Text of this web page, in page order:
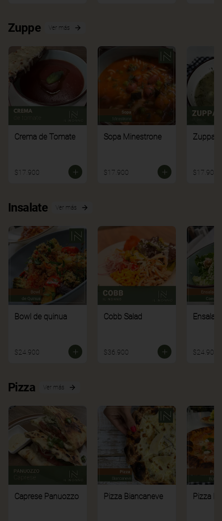
Zuppe Ver más
Crema de Tomate
$17.900
Sopa Minestrone
$17.900
Zuppa
$17.900
Insalate Ver más
Bowl de quinua
$24.900
Cobb Salad
$36.900 $24.900
Pizza Ver más
Caprese Panuozzo Pizza Biancaneve Pizza